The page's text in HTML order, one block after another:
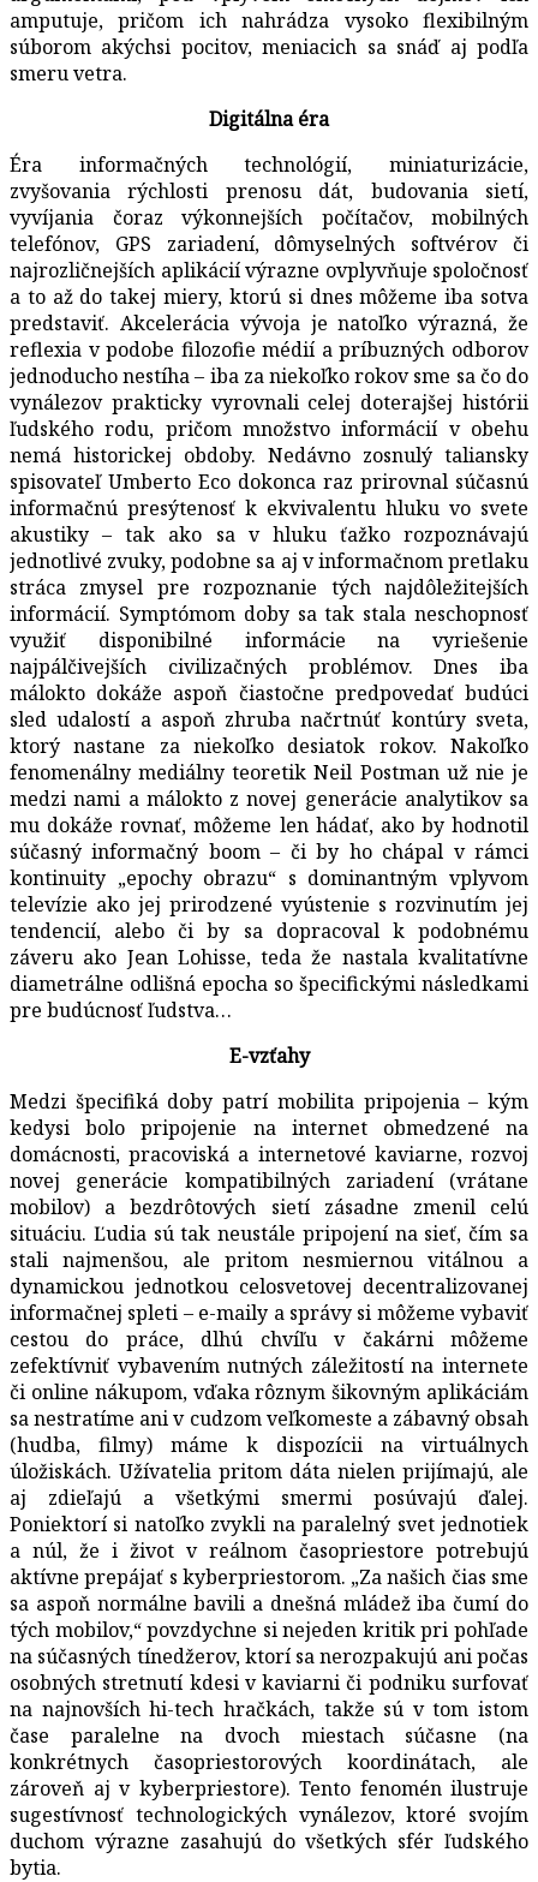
amputuje, pričom ich nahrádza vysoko flexibilným
súborom akýchsi pocitov, meniacich sa snáď aj podľa
smeru vetra.
Digitálna éra
Éra informačných technológií, miniaturizácie,
zvyšovania rýchlosti prenosu dát, budovania sietí,
vyvíjania čoraz výkonnejších počítačov, mobilných
telefónov, GPS zariadení, dômyselných softvérov či
najrozličnejších aplikácií výrazne ovplyvňuje spoločnosť
a to až do takej miery, ktorú si dnes môžeme iba sotva
predstaviť. Akcelerácia vývoja je natoľko výrazná, že
reflexia v podobe filozofie médií a príbuzných odborov
jednoducho nestíha – iba za niekoľko rokov sme sa čo do
vynálezov prakticky vyrovnali celej doterajšej histórii
ľudského rodu, pričom množstvo informácií v obehu
nemá historickej obdoby. Nedávno zosnulý taliansky
spisovateľ Umberto Eco dokonca raz prirovnal súčasnú
informačnú presýtenosť k ekvivalentu hluku vo svete
akustiky – tak ako sa v hluku ťažko rozpoznávajú
jednotlivé zvuky, podobne sa aj v informačnom pretlaku
stráca zmysel pre rozpoznanie tých najdôležitejších
informácií. Symptómom doby sa tak stala neschopnosť
využiť disponibilné informácie na vyriešenie
najpálčivejších civilizačných problémov. Dnes iba
málokto dokáže aspoň čiastočne predpovedať budúci
sled udalostí a aspoň zhruba načrtnúť kontúry sveta,
ktorý nastane za niekoľko desiatok rokov. Nakoľko
fenomenálny mediálny teoretik Neil Postman už nie je
medzi nami a málokto z novej generácie analytikov sa
mu dokáže rovnať, môžeme len hádať, ako by hodnotil
súčasný informačný boom – či by ho chápal v rámci
kontinuity „epochy obrazu“ s dominantným vplyvom
televízie ako jej prirodzené vyústenie s rozvinutím jej
tendencií, alebo či by sa dopracoval k podobnému
záveru ako Jean Lohisse, teda že nastala kvalitatívne
diametrálne odlišná epocha so špecifickými následkami
pre budúcnosť ľudstva…
E-vzťahy
Medzi špecifiká doby patrí mobilita pripojenia – kým
kedysi bolo pripojenie na internet obmedzené na
domácnosti, pracoviská a internetové kaviarne, rozvoj
novej generácie kompatibilných zariadení (vrátane
mobilov) a bezdrôtových sietí zásadne zmenil celú
situáciu. Ľudia sú tak neustále pripojení na sieť, čím sa
stali najmenšou, ale pritom nesmiernou vitálnou a
dynamickou jednotkou celosvetovej decentralizovanej
informačnej spleti – e-maily a správy si môžeme vybaviť
cestou do práce, dlhú chvíľu v čakárni môžeme
zefektívniť vybavením nutných záležitostí na internete
či online nákupom, vďaka rôznym šikovným aplikáciám
sa nestratíme ani v cudzom veľkomeste a zábavný obsah
(hudba, filmy) máme k dispozícii na virtuálnych
úložiskách. Užívatelia pritom dáta nielen prijímajú, ale
aj zdieľajú a všetkými smermi posúvajú ďalej.
Poniektorí si natoľko zvykli na paralelný svet jednotiek
a núl, že i život v reálnom časopriestore potrebujú
aktívne prepájať s kyberpriestorom. „Za našich čias sme
sa aspoň normálne bavili a dnešná mládež iba čumí do
tých mobilov,“ povzdychne si nejeden kritik pri pohľade
na súčasných tínedžerov, ktorí sa nerozpakujú ani počas
osobných stretnutí kdesi v kaviarni či podniku surfovať
na najnovších hi-tech hračkách, takže sú v tom istom
čase paralelne na dvoch miestach súčasne (na
konkrétnych časopriestorových koordinátach, ale
zároveň aj v kyberpriestore). Tento fenomén ilustruje
sugestívnosť technologických vynálezov, ktoré svojím
duchom výrazne zasahujú do všetkých sfér ľudského
bytia.